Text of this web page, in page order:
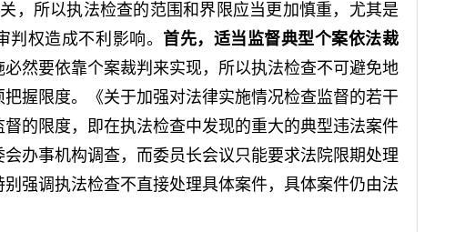
，所以执法检查的范围和界限应当更加慎重，尤其是
判权造成不利影响。 首先，适当监督典型个案依法裁
然要依靠个案裁判来实现，所以执法检查不可避免地
握限度。《关于加强对法律实施情况检查监督的若干
的限度，即在执法检查中发现的重大的典型违法案件
办事机构调查，而委员长会议只能要求法院限期处理
强调执法检查不直接处理具体案件，具体案件仍由法